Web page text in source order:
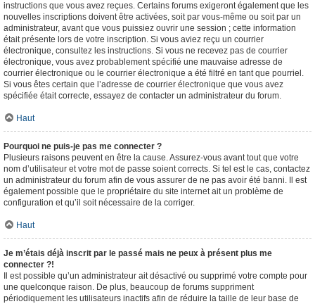
instructions que vous avez reçues. Certains forums exigeront également que les
nouvelles inscriptions doivent être activées, soit par vous-même ou soit par un
administrateur, avant que vous puissiez ouvrir une session ; cette information
était présente lors de votre inscription. Si vous aviez reçu un courrier
électronique, consultez les instructions. Si vous ne recevez pas de courrier
électronique, vous avez probablement spécifié une mauvaise adresse de
courrier électronique ou le courrier électronique a été filtré en tant que pourriel.
Si vous êtes certain que l’adresse de courrier électronique que vous avez
spécifiée était correcte, essayez de contacter un administrateur du forum.
Haut
Pourquoi ne puis-je pas me connecter ?
Plusieurs raisons peuvent en être la cause. Assurez-vous avant tout que votre
nom d’utilisateur et votre mot de passe soient corrects. Si tel est le cas, contactez
un administrateur du forum afin de vous assurer de ne pas avoir été banni. Il est
également possible que le propriétaire du site internet ait un problème de
configuration et qu’il soit nécessaire de la corriger.
Haut
Je m’étais déjà inscrit par le passé mais ne peux à présent plus me
connecter ?!
Il est possible qu’un administrateur ait désactivé ou supprimé votre compte pour
une quelconque raison. De plus, beaucoup de forums suppriment
périodiquement les utilisateurs inactifs afin de réduire la taille de leur base de